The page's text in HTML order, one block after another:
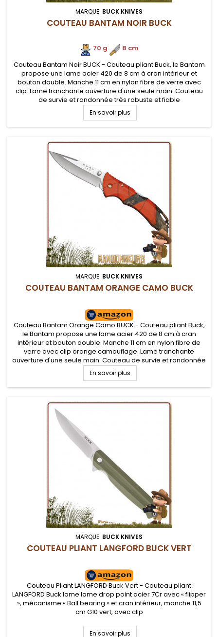
MARQUE: BUCK KNIVES
COUTEAU BANTAM NOIR BUCK
70 g
8 cm
Couteau Bantam Noir BUCK - Couteau pliant Buck, le Bantam
propose une lame acier 420 de 8 cm à cran intérieur et
bouton double. Manche 11 cm en nylon fibre de verre avec
clip. Lame tranchante ouverture d'une seule main. Couteau
de survie et randonnée très robuste et fiable
En savoir plus
MARQUE: BUCK KNIVES
COUTEAU BANTAM ORANGE CAMO BUCK
Couteau Bantam Orange Camo BUCK - Couteau pliant Buck,
le Bantam propose une lame acier 420 de 8 cm à cran
intérieur et bouton double. Manche 11 cm en nylon fibre de
verre avec clip orange camouflage. Lame tranchante
ouverture d'une seule main. Couteau de survie et randonnée
très robuste et fiable
En savoir plus
MARQUE: BUCK KNIVES
COUTEAU PLIANT LANGFORD BUCK VERT
Couteau Pliant LANGFORD Buck Vert - Couteau pliant
LANGFORD Buck lame lame drop point acier 7Cr avec « flipper
», mécanisme « Ball bearing » et cran intérieur, manche 11,5
cm G10 vert, avec clip
En savoir plus